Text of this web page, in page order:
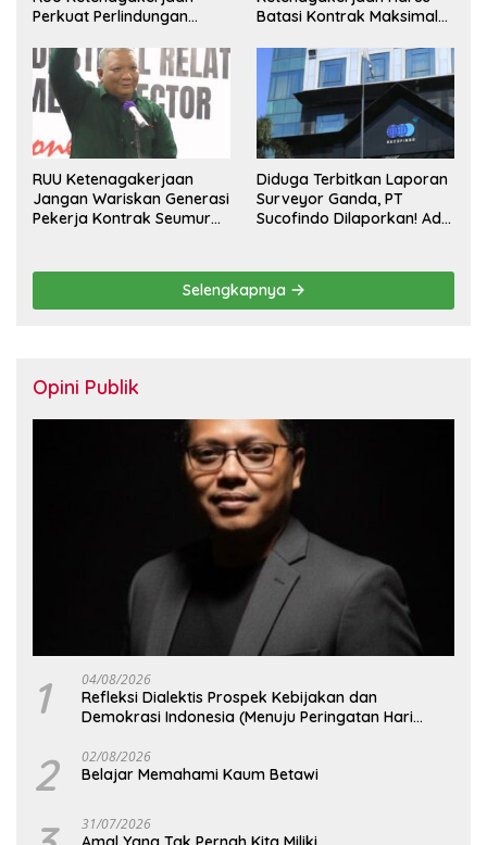
Perkuat Perlindungan
Pesangon
Batasi Kontrak Maksimal
Berbasis KHL
RUU Ketenagakerjaan
Jangan Wariskan Generasi
Pekerja Kontrak Seumur
Diduga Terbitkan Laporan
Surveyor Ganda, PT
Sucofindo Dilaporkan! Ada
Selengkapnya
Opini Publik
1 04/08/2026
Refleksi Dialektis Prospek Kebijakan dan
Demokrasi Indonesia (Menuju Peringatan Hari
2 02/08/2026
Belajar Memahami Kaum Betawi
31/07/2026